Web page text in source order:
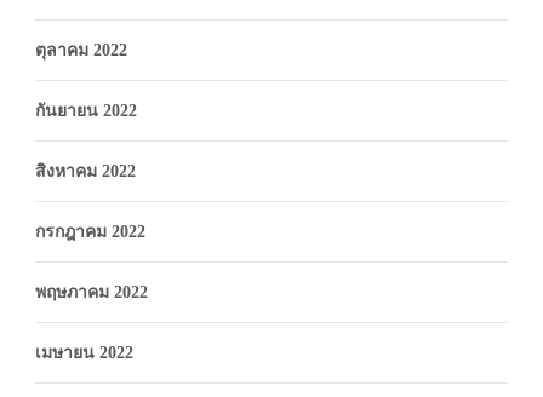
ตุลาคม 2022
กันยายน 2022
สิงหาคม 2022
กรกฎาคม 2022
พฤษภาคม 2022
เมษายน 2022